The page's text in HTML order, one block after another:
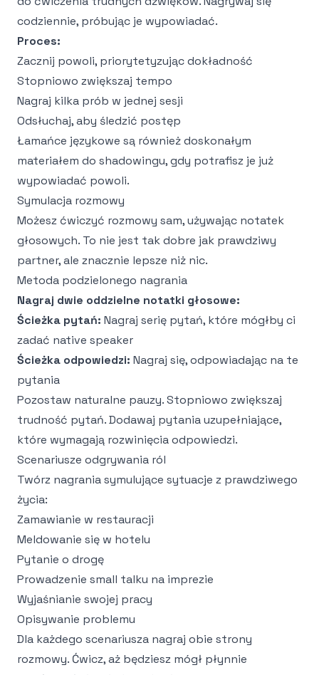
codziennie, próbując je wypowiadać.
Proces:
Zacznij powoli, priorytetyzując dokładność
Stopniowo zwiększaj tempo
Nagraj kilka prób w jednej sesji
Odsłuchaj, aby śledzić postęp
Łamańce językowe są również doskonałym
materiałem do shadowingu, gdy potrafisz je już
wypowiadać powoli.
Symulacja rozmowy
Możesz ćwiczyć rozmowy sam, używając notatek
głosowych. To nie jest tak dobre jak prawdziwy
partner, ale znacznie lepsze niż nic.
Metoda podzielonego nagrania
Nagraj dwie oddzielne notatki głosowe:
Ścieżka pytań: Nagraj serię pytań, które mógłby ci
zadać native speaker
Ścieżka odpowiedzi: Nagraj się, odpowiadając na te
pytania
Pozostaw naturalne pauzy. Stopniowo zwiększaj
trudność pytań. Dodawaj pytania uzupełniające,
które wymagają rozwinięcia odpowiedzi.
Scenariusze odgrywania ról
Twórz nagrania symulujące sytuacje z prawdziwego
życia:
Zamawianie w restauracji
Meldowanie się w hotelu
Pytanie o drogę
Prowadzenie small talku na imprezie
Wyjaśnianie swojej pracy
Opisywanie problemu
Dla każdego scenariusza nagraj obie strony
rozmowy. Ćwicz, aż będziesz mógł płynnie